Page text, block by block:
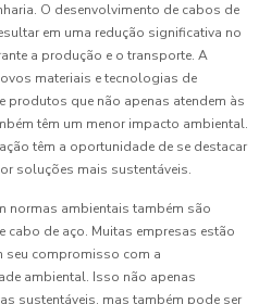
O desenvolvimento de cabos de
em uma redução significativa no
a produção e o transporte. A
materiais e tecnologias de
produtos que não apenas atendem às
têm um menor impacto ambiental.
têm a oportunidade de se destacar
soluções mais sustentáveis.
normas ambientais também são
de aço. Muitas empresas estão
seu compromisso com a
ambiental. Isso não apenas
sustentáveis, mas também pode ser